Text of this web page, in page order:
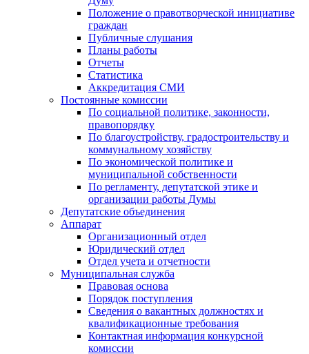
Положение о правотворческой инициативе
граждан
Публичные слушания
Планы работы
Отчеты
Статистика
Аккредитация СМИ
Постоянные комиссии
По социальной политике, законности,
правопорядку
По благоустройству, градостроительству и
коммунальному хозяйству
По экономической политике и
муниципальной собственности
По регламенту, депутатской этике и
организации работы Думы
Депутатские объединения
Аппарат
Организационный отдел
Юридический отдел
Отдел учета и отчетности
Муниципальная служба
Правовая основа
Порядок поступления
Сведения о вакантных должностях и
квалификационные требования
Контактная информация конкурсной
комиссии